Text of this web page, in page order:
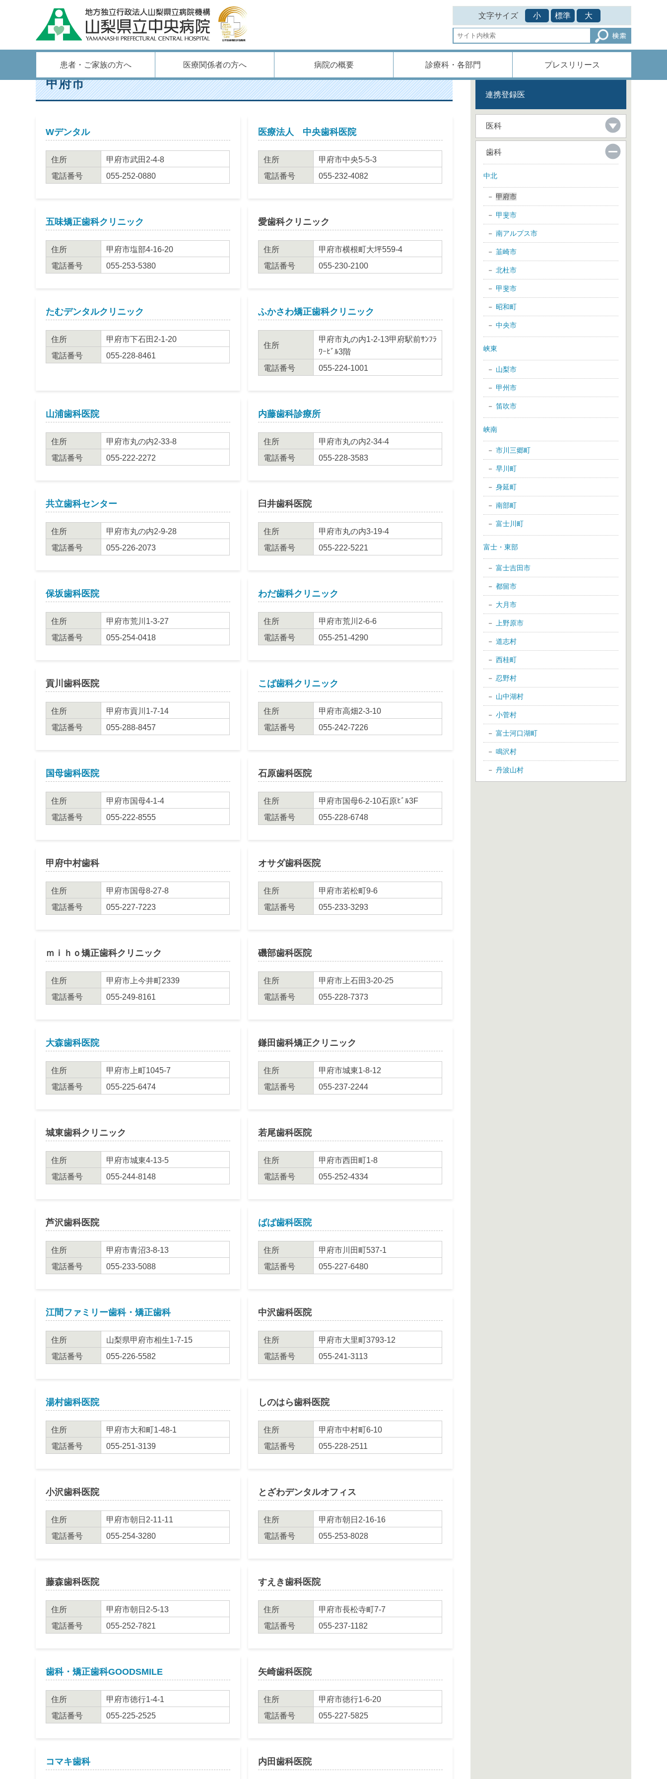
文字サイズ 小 標準 大
患者・ご家族の方へ 医療関係者の方へ 病院の概要 診療科・各部門 プレスリリース
ホーム 連携登録医/歯科/中北/甲府市
甲府市
Wデンタル
住所
甲府市武田2-4-8
電話番号
055-252-0880
医療法人 中央歯科医院
住所
甲府市中央5-5-3
電話番号
055-232-4082
五味矯正歯科クリニック
住所
甲府市塩部4-16-20
電話番号
055-253-5380
愛歯科クリニック
住所
甲府市横根町大坪559-4
電話番号
055-230-2100
たむデンタルクリニック
住所
甲府市下石田2-1-20
電話番号
055-228-8461
ふかさわ矯正歯科クリニック
住所
甲府市丸の内1-2-13甲府駅前ｻﾝﾌﾗ
ﾜｰﾋﾞﾙ3階
電話番号
055-224-1001
山浦歯科医院
住所
甲府市丸の内2-33-8
電話番号
055-222-2272
内藤歯科診療所
住所
甲府市丸の内2-34-4
電話番号
055-228-3583
共立歯科センター
住所
甲府市丸の内2-9-28
電話番号
055-226-2073
臼井歯科医院
住所
甲府市丸の内3-19-4
電話番号
055-222-5221
保坂歯科医院
住所
甲府市荒川1-3-27
電話番号
055-254-0418
わだ歯科クリニック
住所
甲府市荒川2-6-6
電話番号
055-251-4290
貢川歯科医院
住所
甲府市貢川1-7-14
電話番号
055-288-8457
こば歯科クリニック
住所
甲府市高畑2-3-10
電話番号
055-242-7226
国母歯科医院
住所
甲府市国母4-1-4
電話番号
055-222-8555
石原歯科医院
住所
甲府市国母6-2-10石原ﾋﾞﾙ3F
電話番号
055-228-6748
甲府中村歯科
住所
甲府市国母8-27-8
電話番号
055-227-7223
オサダ歯科医院
住所
甲府市若松町9-6
電話番号
055-233-3293
ｍｉｈｏ矯正歯科クリニック
住所
甲府市上今井町2339
電話番号
055-249-8161
磯部歯科医院
住所
甲府市上石田3-20-25
電話番号
055-228-7373
大森歯科医院
住所
甲府市上町1045-7
電話番号
055-225-6474
鎌田歯科矯正クリニック
住所
甲府市城東1-8-12
電話番号
055-237-2244
城東歯科クリニック
住所
甲府市城東4-13-5
電話番号
055-244-8148
若尾歯科医院
住所
甲府市西田町1-8
電話番号
055-252-4334
芦沢歯科医院
住所
甲府市青沼3-8-13
電話番号
055-233-5088
ばば歯科医院
住所
甲府市川田町537-1
電話番号
055-227-6480
江間ファミリー歯科・矯正歯科
住所
山梨県甲府市相生1-7-15
電話番号
055-226-5582
中沢歯科医院
住所
甲府市大里町3793-12
電話番号
055-241-3113
湯村歯科医院
住所
甲府市大和町1-48-1
電話番号
055-251-3139
しのはら歯科医院
住所
甲府市中村町6-10
電話番号
055-228-2511
小沢歯科医院
住所
甲府市朝日2-11-11
電話番号
055-254-3280
とざわデンタルオフィス
住所
甲府市朝日2-16-16
電話番号
055-253-8028
藤森歯科医院
住所
甲府市朝日2-5-13
電話番号
055-252-7821
すえき歯科医院
住所
甲府市長松寺町7-7
電話番号
055-237-1182
歯科・矯正歯科GOODSMILE
住所
甲府市徳行1-4-1
電話番号
055-225-2525
矢崎歯科医院
住所
甲府市徳行1-6-20
電話番号
055-227-5825
コマキ歯科 内田歯科医院
連携登録医
医科
歯科
中北
甲府市
甲斐市
南アルプス市
韮崎市
北杜市
甲斐市
昭和町
中央市
峡東
山梨市
甲州市
笛吹市
峡南
市川三郷町
早川町
身延町
南部町
富士川町
富士・東部
富士吉田市
都留市
大月市
上野原市
道志村
西桂町
忍野村
山中湖村
小菅村
富士河口湖町
鳴沢村
丹波山村